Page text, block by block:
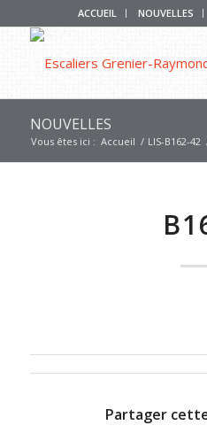
ACCUEIL NOUVELLES
NOUVELLES
Vous êtes ici : Accueil / LIS-B162-42
Partager